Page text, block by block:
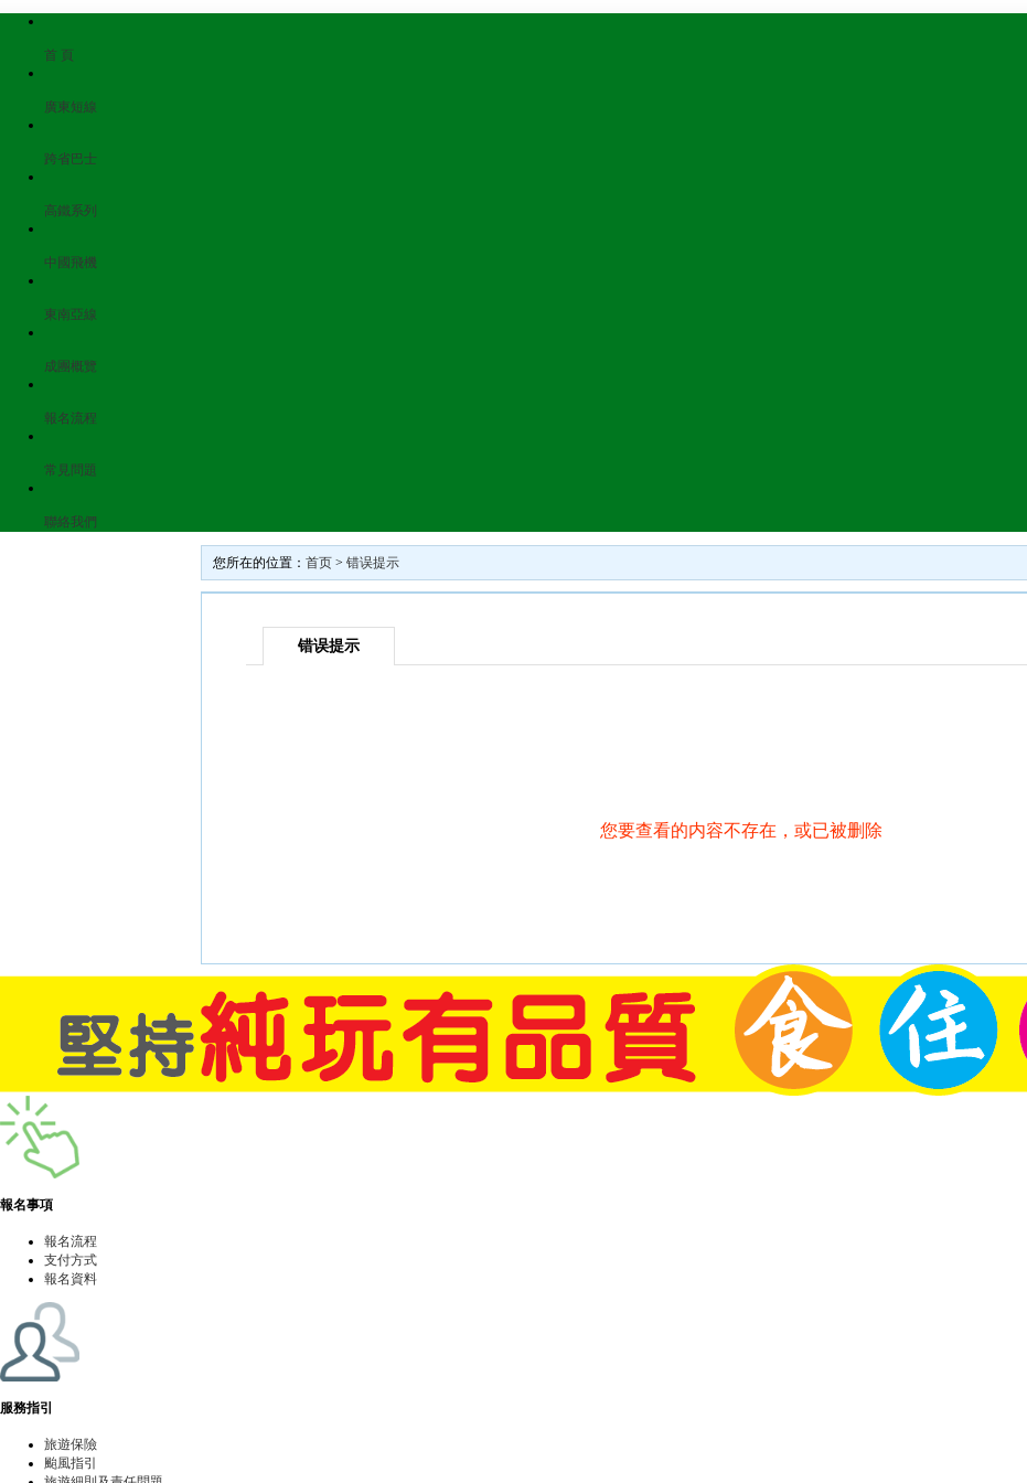
首 頁
廣東短線
跨省巴士
高鐵系列
中國飛機
東南亞線
成團概覽
報名流程
常見問題
聯絡我們
您所在的位置： 首页 > 错误提示
错误提示
您要查看的内容不存在，或已被删除
報名事項
報名流程
支付方式
報名資料
服務指引
旅遊保險
颱風指引